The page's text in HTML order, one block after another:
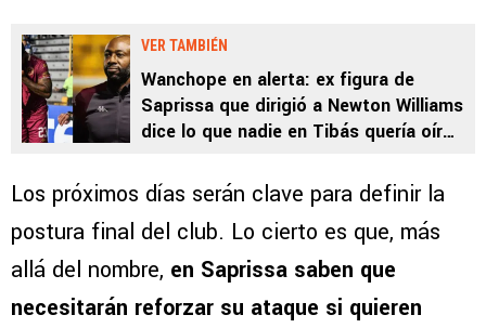
VER TAMBIÉN
Wanchope en alerta: ex figura de
Saprissa que dirigió a Newton Williams
dice lo que nadie en Tibás quería oír
Los próximos días serán clave para definir la
postura final del club. Lo cierto es que, más
allá del nombre, en Saprissa saben que
necesitarán reforzar su ataque si quieren